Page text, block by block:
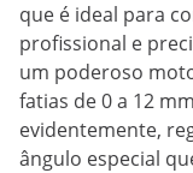
que é ideal para
profissional e
um poderoso
fatias de 0 a 12
evidentemente,
ângulo especial